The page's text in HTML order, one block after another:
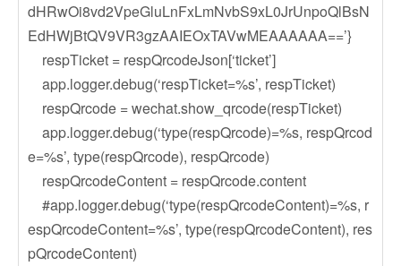
dHRwOi8vd2VpeGluLnFxLmNvbS9xL0JrUnpoQlBsN
EdHWjBtQV9VR3gzAAIEOxTAVwMEAAAAAA==’}
respTicket = respQrcodeJson[‘ticket’]
app.logger.debug(‘respTicket=%s’, respTicket)
respQrcode = wechat.show_qrcode(respTicket)
app.logger.debug(‘type(respQrcode)=%s, respQrcod
e=%s’, type(respQrcode), respQrcode)
respQrcodeContent = respQrcode.content
#app.logger.debug(‘type(respQrcodeContent)=%s, r
espQrcodeContent=%s’, type(respQrcodeContent), res
pQrcodeContent)